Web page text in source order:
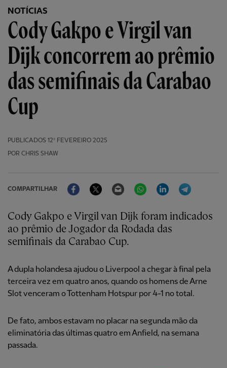
NOTÍCIAS
Cody Gakpo e Virgil van
Dijk concorrem ao prêmio
das semifinais da Carabao
Cup
PUBLICADOS 12º FEVEREIRO 2025
POR CHRIS SHAW
COMPARTILHAR
FacebookTwitter Email WhatsAppLinkedIn
Cody Gakpo e Virgil van Dijk foram indicados
ao prêmio de Jogador da Rodada das
semifinais da Carabao Cup.
A dupla holandesa ajudou o Liverpool a chegar à final pela
terceira vez em quatro anos, quando os homens de Arne
Slot venceram o Tottenham Hotspur por 4-1 no total.
De fato, ambos estavam no placar na segunda mão da
eliminatória das últimas quatro em Anfield, na semana
passada.